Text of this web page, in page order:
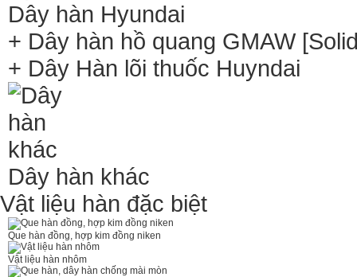
Dây hàn Hyundai
+ Dây hàn hồ quang GMAW
+ Dây Hàn lõi thuốc Huyndai
Dây hàn khác
Vật liệu hàn đặc biệt
Que hàn đồng, hợp kim đồng niken
Vật liệu hàn nhôm